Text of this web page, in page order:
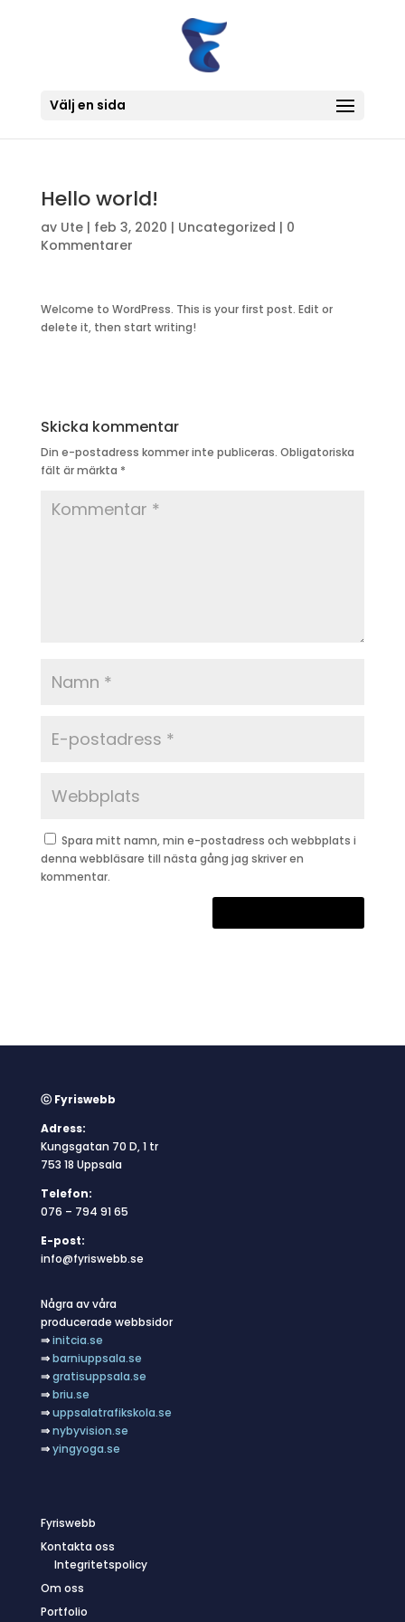
Välj en sida
Hello world!
av Ute| feb 3, 2020 | Uncategorized | 0
Kommentarer
Welcome to WordPress. This is your first post. Edit or
delete it, then start writing!
Skicka kommentar
Din e-postadress kommer inte publiceras. Obligatoriska
fält är märkta *
Spara mitt namn, min e-postadress och webbplats i
denna webbläsare till nästa gång jag skriver en
kommentar.
ⓒ Fyriswebb
Adress:
Kungsgatan 70 D, 1 tr
753 18 Uppsala
Telefon:
076 – 794 91 65
E-post:
info@fyriswebb.se
Några av våra
producerade webbsidor
⇒initcia.se
⇒barniuppsala.se
⇒gratisuppsala.se
⇒briu.se
⇒uppsalatrafikskola.se
⇒nybyvision.se
⇒yingyoga.se
Fyriswebb
Kontakta oss
Integritetspolicy
Om oss
Portfolio